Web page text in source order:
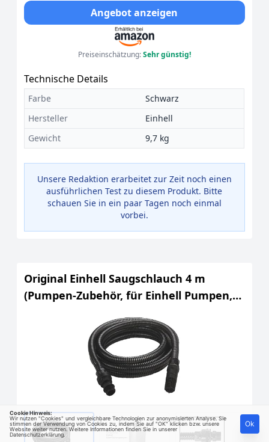
Angebot anzeigen
Preiseinschätzung:Sehr günstig!
Technische Details
Farbe
Schwarz
Hersteller
Einhell
Gewicht
9,7 kg
Unsere Redaktion erarbeitet zur Zeit noch einen
ausführlichen Test zu diesem Produkt. Bitte
schauen Sie in ein paar Tagen noch einmal
vorbei.
Original Einhell Saugschlauch 4 m
(Pumpen-Zubehör, für Einhell Pumpen,
4 m, Ø 25 mm, inkl. Adapter,
Doppelnippel, Rückschlagventil)
Cookie Hinweis:
Wir nutzen "Cookies" und vergleichbare Technologien zur anonymisierten Analyse. Sie
stimmen der Verwendung von Cookies zu, indem Sie auf "OK" klicken bzw. unsere
Website weiter nutzen. Weitere Informationen finden Sie in unserer
Datenschutzerklärung
Ok